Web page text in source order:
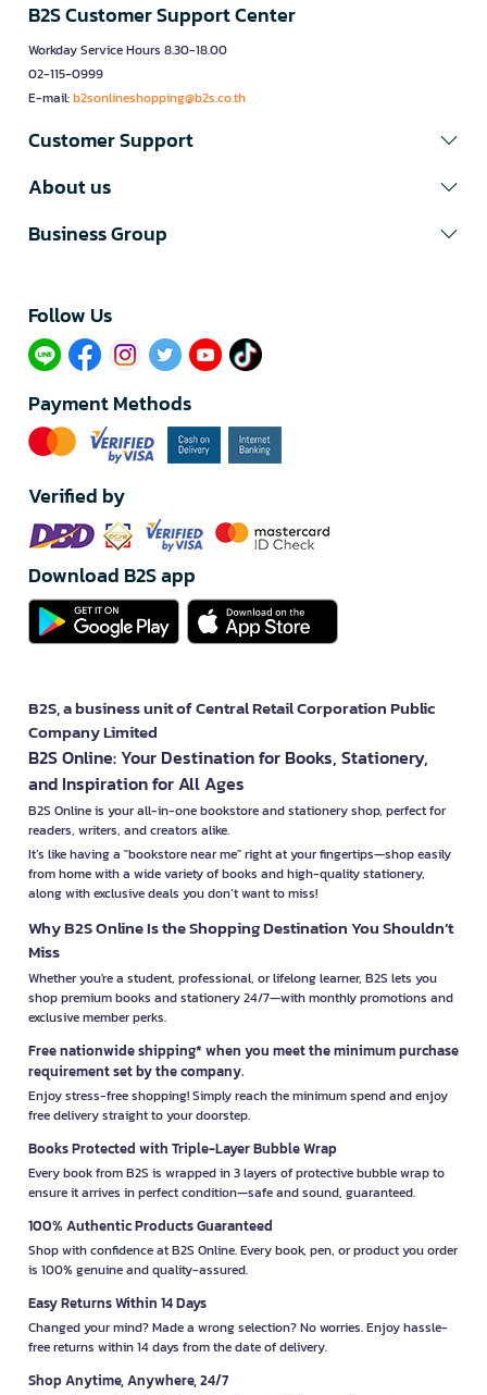
B2S Customer Support Center
Workday Service Hours 8.30-18.00
02-115-0999
E-mail:b2sonlineshopping@b2s.co.th
Customer Support
About us
Business Group
Follow Us​
Payment Methods
Verified by
Download B2S app
B2S, a business unit of Central Retail Corporation Public
Company Limited
B2S Online: Your Destination for Books, Stationery,
and Inspiration for All Ages
B2S Online is your all-in-one bookstore and stationery shop, perfect for
readers, writers, and creators alike.
It’s like having a "bookstore near me" right at your fingertips—shop easily
from home with a wide variety of books and high-quality stationery,
along with exclusive deals you don’t want to miss!
Why B2S Online Is the Shopping Destination You Shouldn’t
Miss
Whether you're a student, professional, or lifelong learner, B2S lets you
shop premium books and stationery 24/7—with monthly promotions and
exclusive member perks.
Free nationwide shipping* when you meet the minimum purchase
requirement set by the company.
Enjoy stress-free shopping! Simply reach the minimum spend and enjoy
free delivery straight to your doorstep.
Books Protected with Triple-Layer Bubble Wrap
Every book from B2S is wrapped in 3 layers of protective bubble wrap to
ensure it arrives in perfect condition—safe and sound, guaranteed.
100% Authentic Products Guaranteed
Shop with confidence at B2S Online. Every book, pen, or product you order
is 100% genuine and quality-assured.
Easy Returns Within 14 Days
Changed your mind? Made a wrong selection? No worries. Enjoy hassle-
free returns within 14 days from the date of delivery.
Shop Anytime, Anywhere, 24/7